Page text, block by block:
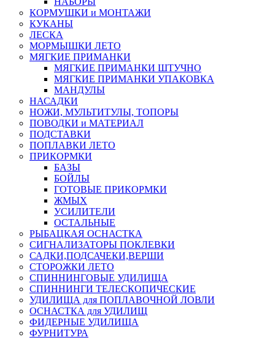
КОРМУШКИ и МОНТАЖИ
КУКАНЫ
ЛЕСКА
МОРМЫШКИ ЛЕТО
МЯГКИЕ ПРИМАНКИ
МЯГКИЕ ПРИМАНКИ ШТУЧНО
МЯГКИЕ ПРИМАНКИ УПАКОВКА
МАНДУЛЫ
НАСАДКИ
НОЖИ, МУЛЬТИТУЛЫ, ТОПОРЫ
ПОВОДКИ и МАТЕРИАЛ
ПОДСТАВКИ
ПОПЛАВКИ ЛЕТО
ПРИКОРМКИ
БАЗЫ
БОЙЛЫ
ГОТОВЫЕ ПРИКОРМКИ
ЖМЫХ
УСИЛИТЕЛИ
ОСТАЛЬНЫЕ
РЫБАЦКАЯ ОСНАСТКА
СИГНАЛИЗАТОРЫ ПОКЛЕВКИ
САДКИ,ПОДСАЧЕКИ,ВЕРШИ
СТОРОЖКИ ЛЕТО
СПИННИНГОВЫЕ УДИЛИЩА
СПИННИНГИ ТЕЛЕСКОПИЧЕСКИЕ
УДИЛИЩА для ПОПЛАВОЧНОЙ ЛОВЛИ
ОСНАСТКА для УДИЛИЩ
ФИДЕРНЫЕ УДИЛИЩА
ФУРНИТУРА